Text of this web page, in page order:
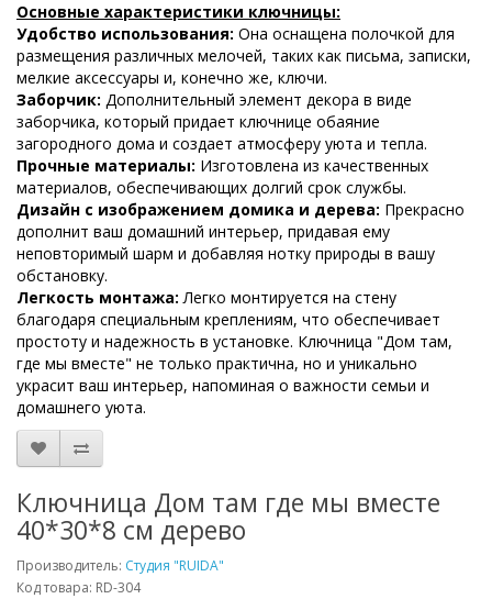
Основные характеристики ключницы:
Удобство использования: Она оснащена полочкой для
размещения различных мелочей, таких как письма, записки,
мелкие аксессуары и, конечно же, ключи.
Заборчик: Дополнительный элемент декора в виде
заборчика, который придает ключнице обаяние
загородного дома и создает атмосферу уюта и тепла.
Прочные материалы: Изготовлена из качественных
материалов, обеспечивающих долгий срок службы.
Дизайн с изображением домика и дерева: Прекрасно
дополнит ваш домашний интерьер, придавая ему
неповторимый шарм и добавляя нотку природы в вашу
обстановку.
Легкость монтажа:Легко монтируется на стену
благодаря специальным креплениям, что обеспечивает
простоту и надежность в установке. Ключница "Дом там,
где мы вместе" не только практична, но и уникально
украсит ваш интерьер, напоминая о важности семьи и
домашнего уюта.
Ключница Дом там где мы вместе
40*30*8 см дерево
Производитель: Студия "RUIDA"
Код товара: RD-304